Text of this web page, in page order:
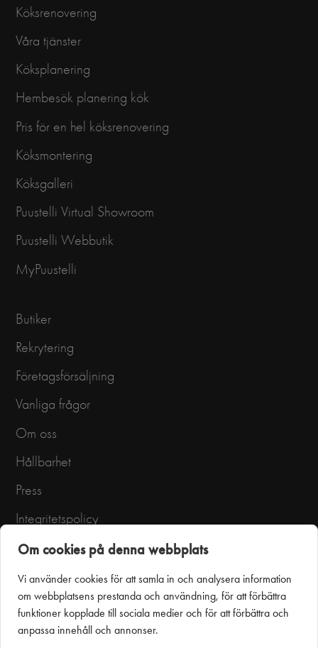
Köksrenovering
Våra tjänster
Köksplanering
Hembesök planering kök
Pris för en hel köksrenovering
Köksmontering
Köksgalleri
Puustelli Virtual Showroom
Puustelli Webbutik
MyPuustelli
Butiker
Rekrytering
Företagsförsäljning
Vanliga frågor
Om oss
Hållbarhet
Press
Integritetspolicy
Användarvillkor
Om cookies på denna webbplats
Vi använder cookies för att samla in och analysera information
om webbplatsens prestanda och användning, för att förbättra
funktioner kopplade till sociala medier och för att förbättra och
anpassa innehåll och annonser.